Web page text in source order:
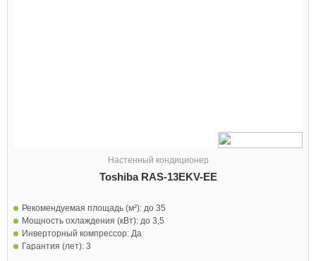
Настенный кондиционер
Toshiba RAS-13EKV-EE
Рекомендуемая площадь (м²): до 35
Мощность охлаждения (кВт): до 3,5
Инверторный компрессор: Да
Гарантия (лет): 3